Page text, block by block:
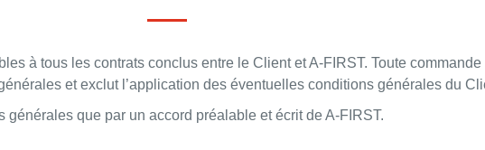
à tous les contrats conclus entre le Client et A-FIRST. Toute
et exclut l’application des éventuelles conditions générales du
que par un accord préalable et écrit de A-FIRST.